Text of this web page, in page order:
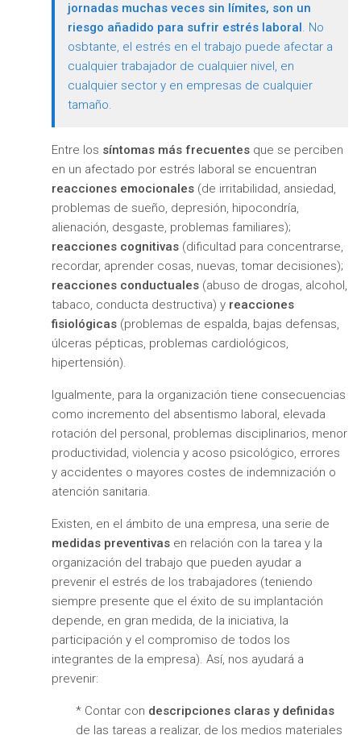
jornadas muchas veces sin límites, son un
riesgo añadido para sufrir estrés laboral. No
osbtante, el estrés en el trabajo puede afectar a
cualquier trabajador de cualquier nivel, en
cualquier sector y en empresas de cualquier
tamaño.
Entre los síntomas más frecuentes que se perciben
en un afectado por estrés laboral se encuentran
reacciones emocionales (de irritabilidad, ansiedad,
problemas de sueño, depresión, hipocondría,
alienación, desgaste, problemas familiares);
reacciones cognitivas (dificultad para concentrarse,
recordar, aprender cosas, nuevas, tomar decisiones);
reacciones conductuales (abuso de drogas, alcohol,
tabaco, conducta destructiva) y reacciones
fisiológicas (problemas de espalda, bajas defensas,
úlceras pépticas, problemas cardiológicos,
hipertensión).
Igualmente, para la organización tiene consecuencias
como incremento del absentismo laboral, elevada
rotación del personal, problemas disciplinarios, menor
productividad, violencia y acoso psicológico, errores
y accidentes o mayores costes de indemnización o
atención sanitaria.
Existen, en el ámbito de una empresa, una serie de
medidas preventivas en relación con la tarea y la
organización del trabajo que pueden ayudar a
prevenir el estrés de los trabajadores (teniendo
siempre presente que el éxito de su implantación
depende, en gran medida, de la iniciativa, la
participación y el compromiso de todos los
integrantes de la empresa). Así, nos ayudará a
prevenir:
* Contar con descripciones claras y definidas
de las tareas a realizar, de los medios materiales